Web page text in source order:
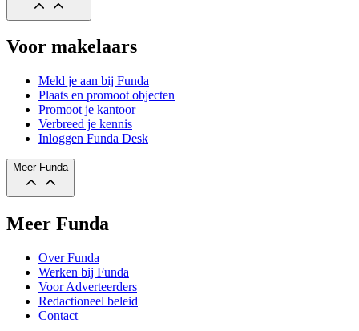
Voor makelaars
Meld je aan bij Funda
Plaats en promoot objecten
Promoot je kantoor
Verbreed je kennis
Inloggen Funda Desk
Meer Funda
Meer Funda
Over Funda
Werken bij Funda
Voor Adverteerders
Redactioneel beleid
Contact